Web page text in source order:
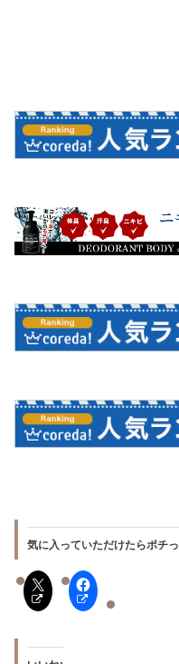
気に入っていただけたらポチっ